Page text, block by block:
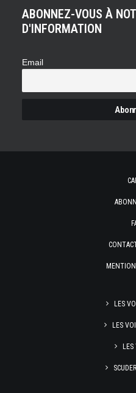
ABONNEZ-VOUS À
D'INFORMATION
Email
LES
LES
LES